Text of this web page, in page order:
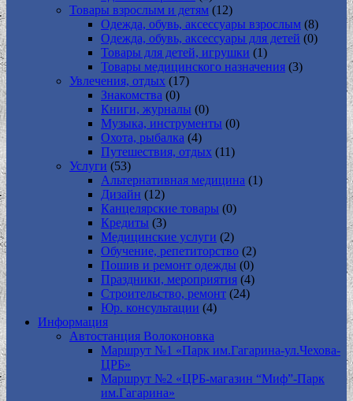
Товары взрослым и детям (12)
Одежда, обувь, аксессуары взрослым (8)
Одежда, обувь, аксессуары для детей (0)
Товары для детей, игрушки (1)
Товары медицинского назначения (3)
Увлечения, отдых (17)
Знакомства (0)
Книги, журналы (0)
Музыка, инструменты (0)
Охота, рыбалка (4)
Путешествия, отдых (11)
Услуги (53)
Альтернативная медицина (1)
Дизайн (12)
Канцелярские товары (0)
Кредиты (3)
Медицинские услуги (2)
Обучение, репетиторство (2)
Пошив и ремонт одежды (0)
Праздники, мероприятия (4)
Строительство, ремонт (24)
Юр. консультации (4)
Информация
Автостанция Волоконовка
Маршрут №1 «Парк им.Гагарина-ул.Чехова-
ЦРБ»
Маршрут №2 «ЦРБ-магазин “Миф”-Парк
им.Гагарина»